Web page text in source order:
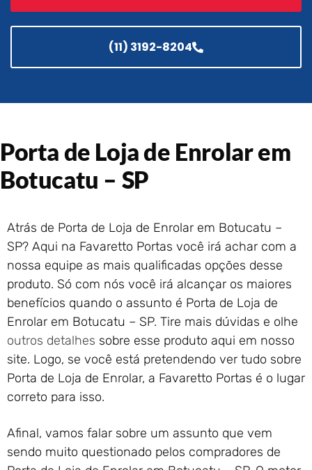
Portão de Garagem de
Enrolar em São Gonçalo – RJ
Enrolar em Rio das Ostras –
Enrolar em Queimados – RJ
Enrolar em Nova Iguaçu – RJ
Portão de Garagem de
Enrolar em Nova Friburgo –
RJ
(11) 3192-8204
Porta de Loja de Enrolar em
Botucatu – SP
Atrás de Porta de Loja de Enrolar em Botucatu –
SP? Aqui na Favaretto Portas você irá achar com a
nossa equipe as mais qualificadas opções desse
produto. Só com nós você irá alcançar os maiores
benefícios quando o assunto é Porta de Loja de
Enrolar em Botucatu – SP. Tire mais dúvidas e olhe
outros detalhes sobre esse produto aqui em nosso
site. Logo, se você está pretendendo ver tudo sobre
Porta de Loja de Enrolar, a Favaretto Portas é o lugar
correto para isso.
Afinal, vamos falar sobre um assunto que vem
sendo muito questionado pelos compradores de